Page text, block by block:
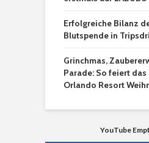
Erfolgreiche Bilanz
Blutspende in
Grinchmas,
Parade: So feiert
Orlando Resort
YouTube